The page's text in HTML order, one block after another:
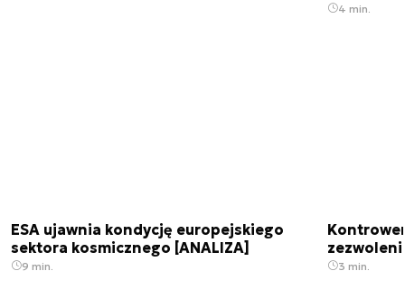
4 min.
ESA ujawnia kondycję europejskiego
sektora kosmicznego [ANALIZA]
9 min. 3 min.